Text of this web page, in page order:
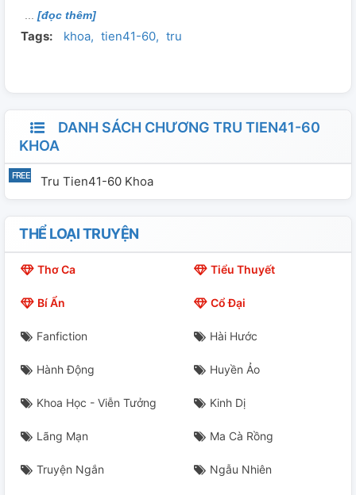
[đọc thêm]
Tags: khoa tien41-60 tru
DANH SÁCH CHƯƠNG TRU TIEN41-60
KHOA
Tru Tien41-60 Khoa
THỂ LOẠI TRUYỆN
Thơ Ca Tiểu Thuyết
Bí Ẩn Cổ Đại
Fanfiction Hài Hước
Hành Động Huyền Ảo
Khoa Học - Viễn Tưởng Kinh Dị
Lãng Mạn Ma Cà Rồng
Truyện Ngắn Ngẫu Nhiên